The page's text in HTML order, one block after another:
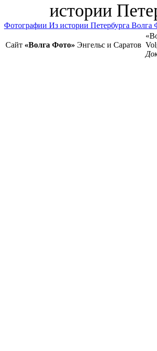
истории
Фотографии Из истории Петербурга Волга
Сайт «Волга Фото» Энгельс и Саратов